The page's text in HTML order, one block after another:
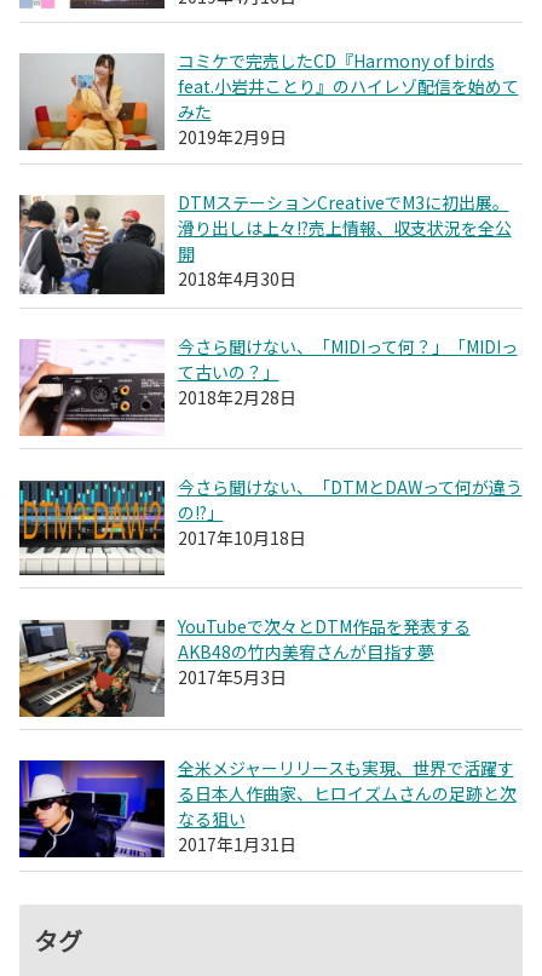
コミケで完売したCD『Harmony of birds
feat.小岩井ことり』のハイレゾ配信を始めて
みた
2019年2月9日
DTMステーションCreativeでM3に初出展。
滑り出しは上々!?売上情報、収支状況を全公
開
2018年4月30日
今さら聞けない、「MIDIって何？」「MIDIっ
て古いの？」
2018年2月28日
今さら聞けない、「DTMとDAWって何が違う
の!?」
2017年10月18日
YouTubeで次々とDTM作品を発表する
AKB48の竹内美宥さんが目指す夢
2017年5月3日
全米メジャーリリースも実現、世界で活躍す
る日本人作曲家、ヒロイズムさんの足跡と次
なる狙い
2017年1月31日
タグ